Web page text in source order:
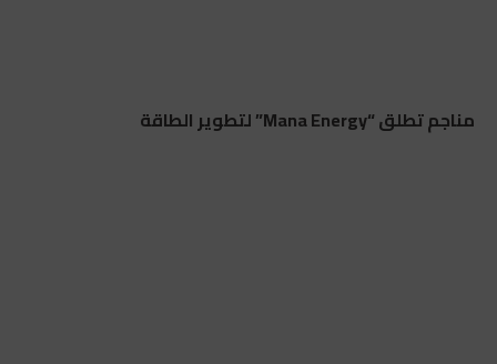
مناجم تطلق “Mana Energy” لتطوير الطاقة